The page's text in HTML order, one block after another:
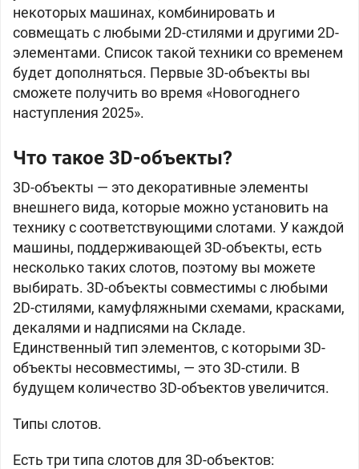
некоторых машинах, комбинировать и
совмещать с любыми 2D-стилями и другими 2D-
элементами. Список такой техники со временем
будет дополняться. Первые 3D-объекты вы
сможете получить во время «Новогоднего
наступления 2025».
Что такое 3D-объекты?
3D-объекты — это декоративные элементы
внешнего вида, которые можно установить на
технику с соответствующими слотами. У каждой
машины, поддерживающей 3D-объекты, есть
несколько таких слотов, поэтому вы можете
выбирать. 3D-объекты совместимы с любыми
2D-стилями, камуфляжными схемами, красками,
декалями и надписями на Складе.
Единственный тип элементов, с которыми 3D-
объекты несовместимы, — это 3D-стили. В
будущем количество 3D-объектов увеличится.
Типы слотов.
Есть три типа слотов для 3D-объектов: